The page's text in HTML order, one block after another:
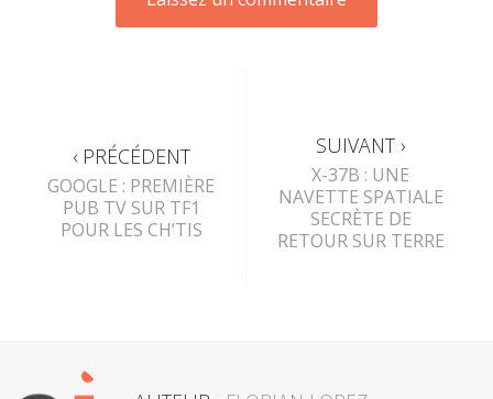
‹ PRÉCÉDENT
GOOGLE : PREMIÈRE
PUB TV SUR TF1
POUR LES CH’TIS
SUIVANT ›
X-37B : UNE
NAVETTE SPATIALE
SECRÈTE DE
RETOUR SUR TERRE